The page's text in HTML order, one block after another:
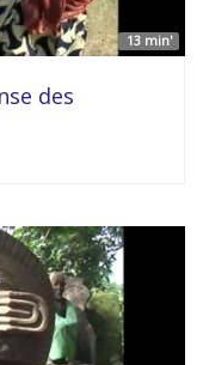
13 min'
des